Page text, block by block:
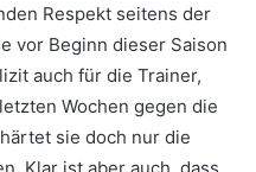
Respekt seitens der
vor Beginn dieser Saison
auch für die Trainer,
Wochen gegen die
sie doch nur die